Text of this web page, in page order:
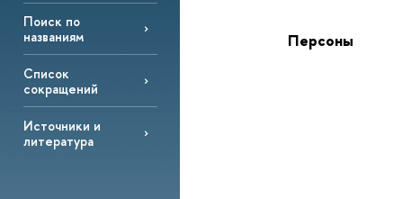
Поиск по
названиям
Список
сокращений
Источники и
литература
Персоны